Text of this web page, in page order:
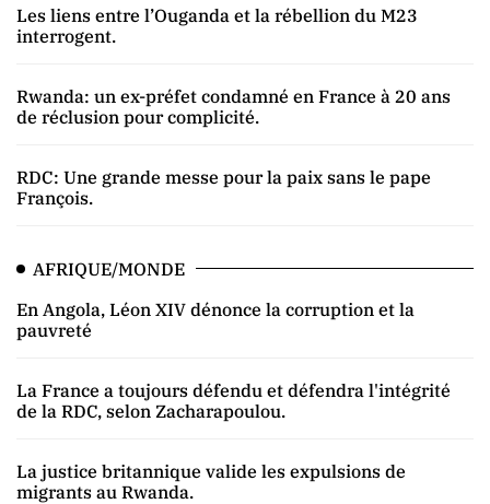
Les liens entre l’Ouganda et la rébellion du M23
interrogent.
Rwanda: un ex-préfet condamné en France à 20 ans
de réclusion pour complicité.
RDC: Une grande messe pour la paix sans le pape
François.
AFRIQUE/MONDE
En Angola, Léon XIV dénonce la corruption et la
pauvreté
La France a toujours défendu et défendra l'intégrité
de la RDC, selon Zacharapoulou.
La justice britannique valide les expulsions de
migrants au Rwanda.